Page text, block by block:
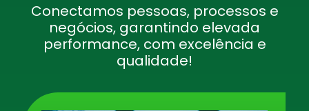
Conectamos pessoas, processos e
negócios, garantindo elevada
performance, com excelência e
qualidade!